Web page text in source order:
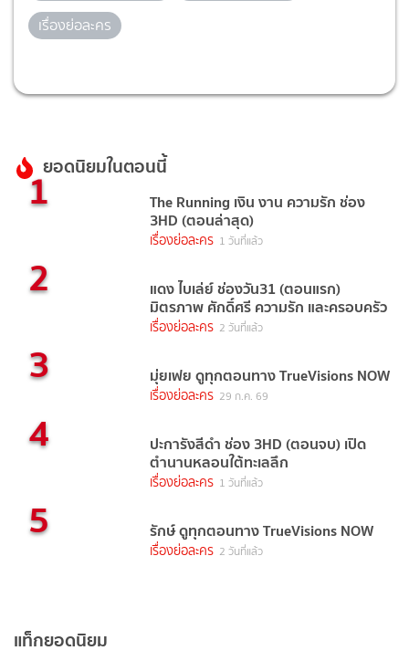
เรื่องย่อละคร
ยอดนิยมในตอนนี้
1 The Running เงิน งาน ความรัก ช่อง
3HD (ตอนล่าสุด)
เรื่องย่อละคร 1 วันที่แล้ว
2 แดง ไบเล่ย์ ช่องวัน31 (ตอนแรก)
มิตรภาพ ศักดิ์ศรี ความรัก และครอบครัว
เรื่องย่อละคร 2 วันที่แล้ว
3 มุ่ยเฟย ดูทุกตอนทาง TrueVisions NOW
เรื่องย่อละคร 29 ก.ค. 69
4 ปะการังสีดำ ช่อง 3HD (ตอนจบ) เปิด
ตำนานหลอนใต้ทะเลลึก
เรื่องย่อละคร 1 วันที่แล้ว
5 รักษ์ ดูทุกตอนทาง TrueVisions NOW
เรื่องย่อละคร 2 วันที่แล้ว
แท็กยอดนิยม